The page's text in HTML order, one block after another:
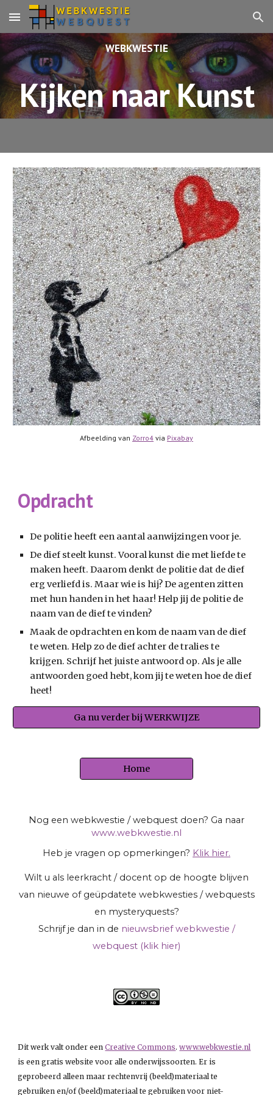
Skip to main content Skip to navigation
WEBKWESTIE
Kijken naar Kunst
Afbeelding van Zorro4 via Pixabay
Opdracht
De politie heeft een aantal aanwijzingen voor je.
De dief steelt kunst. Vooral kunst die met liefde te
maken heeft. Daarom denkt de politie dat de dief
erg verliefd is. Maar wie is hij? De agenten zitten
met hun handen in het haar! Help jij de politie de
naam van de dief te vinden?
Maak de opdrachten en kom de naam van de dief
te weten. Help zo de dief achter de tralies te
krijgen. Schrijf het juiste antwoord op. Als je alle
antwoorden goed hebt, kom jij te weten hoe de dief
heet!
Ga nu verder bij WERKWIJZE
Home
Nog een webkwestie / webquest doen? Ga naar
www.webkwestie.nl
Heb je vragen op opmerkingen? Klik hier.
Wilt u als leerkracht / docent op de hoogte blijven
van nieuwe of geüpdatete webkwesties / webquests
en mysteryquests?
Schrijf je dan in de nieuwsbrief webkwestie /
webquest (klik hier)
Dit werk valt onder eenCreative Commons.www.webkwestie.nl
is een gratis website voor alle onderwijssoorten. Er is
geprobeerd alleen maar rechtenvrij (beeld)materiaal te
gebruiken en/of (beeld)materiaal te gebruiken voor niet-